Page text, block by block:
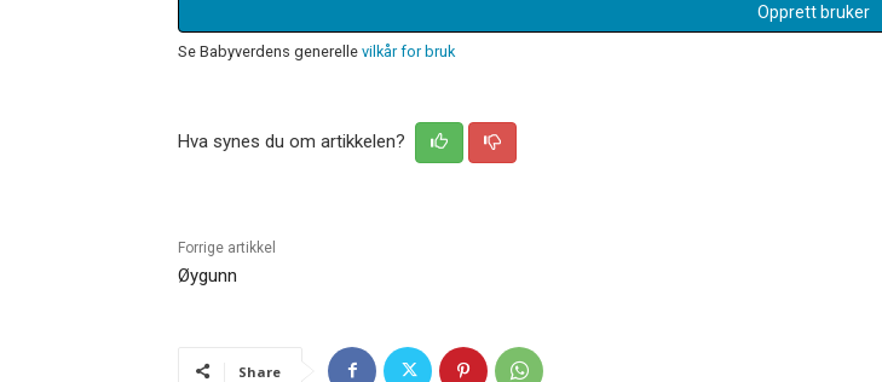
Opprett bruker
Se Babyverdens generelle vilkår for bruk
Hva synes du om artikkelen?
Forrige artikkel
Øygunn
Share